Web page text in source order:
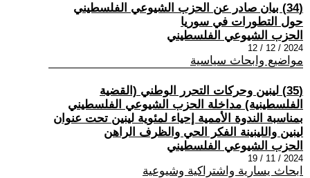
(34) بيان صادر عن الحزب الشيوعي الفلسطيني
حول التطورات في سوريا
الحزب الشيوعي الفلسطيني
2024 / 12 / 12
مواضيع وابحاث سياسية
(35) لينين وحركات التحرر الوطني (القضية
الفلسطينية) مداخلة الحزب الشيوعي الفلسطيني
بمناسبة الندوة الأممية إحياء لمئوية لينين تحت عنوان
لينين واللينينة الفكر الحي والظرف الراهن
الحزب الشيوعي الفلسطيني
2024 / 11 / 19
ابحاث يسارية واشتراكية وشيوعية